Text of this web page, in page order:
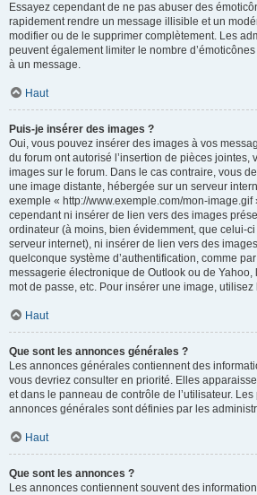
Essayez cependant de ne pas abuser des
rapidement rendre un message illisible et un
modifier ou de le supprimer complètement. Les
peuvent également limiter le nombre
à un message.
Haut
Puis-je insérer des images ?
Oui, vous pouvez insérer des images à vos
du forum ont autorisé l’insertion de pièces jointes,
images sur le forum. Dans le cas contraire, vous
une image distante, hébergée sur un serveur
exemple « http://www.exemple.com/mon-image.gif
cependant ni insérer de lien vers des images
ordinateur (à moins, bien évidemment, que celui-
serveur internet), ni insérer de lien vers des
quelconque système d’authentification, comme
messagerie électronique de Outlook ou de Yahoo,
mot de passe, etc. Pour insérer une image,
Haut
Que sont les annonces générales ?
Les annonces générales contiennent des
vous devriez consulter en priorité. Elles
et dans le panneau de contrôle de l’utilisateur.
annonces générales sont définies par les
Haut
Que sont les annonces ?
Les annonces contiennent souvent des